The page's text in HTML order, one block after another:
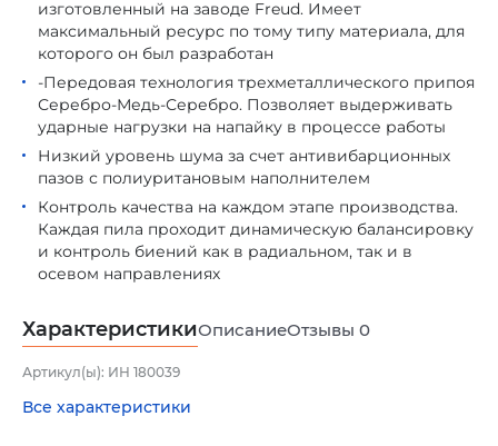
изготовленный на заводе Freud. Имеет
максимальный ресурс по тому типу материала, для
которого он был разработан
-Передовая технология трехметаллического припоя
Серебро-Медь-Серебро. Позволяет выдерживать
ударные нагрузки на напайку в процессе работы
Низкий уровень шума за счет антивибарционных
пазов с полиуритановым наполнителем
Контроль качества на каждом этапе производства.
Каждая пила проходит динамическую балансировку
и контроль биений как в радиальном, так и в
осевом направлениях
ХарактеристикиОписаниеОтзывы 0
Артикул(ы): ИН 180039
Все характеристики